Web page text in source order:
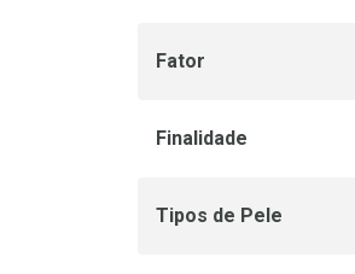
Fator
Finalidade
Tipos de Pele